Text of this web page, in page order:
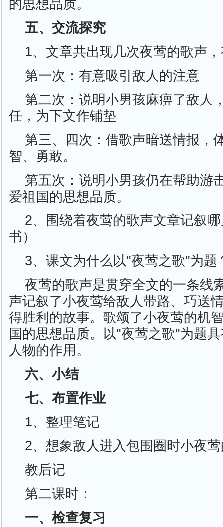
的思想品质。
五、交流探究
1、文章共出现几次夜莺的歌声
第一次：有意吸引敌人的注意
第二次：说明小男孩麻痹了敌人
任，为下文作铺垫
第三、四次：借歌声暗送情报，
智、勇敢。
第五次：说明小男孩仍在帮助游
爱祖国的思想品质。
2、围绕着夜莺的歌声文章记叙
书）
3、课文为什么以"夜莺之歌"为题
夜莺的歌声是贯穿全文的一条线
声记叙了小夜莺给敌人带路、巧送
得胜利的故事。歌颂了小夜莺的机
国的思想品质。以"夜莺之歌"为题
人物的作用。
六、小结
七、布置作业
1、整理笔记
2、想象敌人进入包围圈时小夜
教后记
第二课时：
一、检查复习